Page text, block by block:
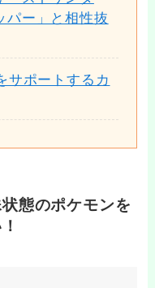
パー」と相性抜
サポートするカ
態のポケモンを